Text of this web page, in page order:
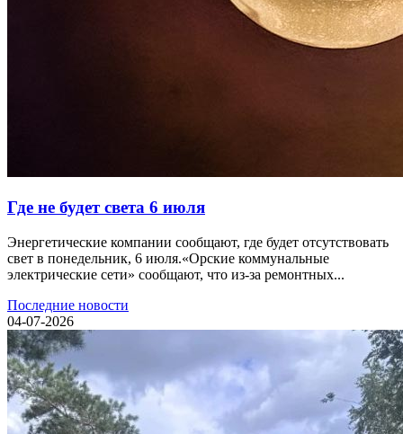
Где не будет света 6 июля
Энергетические компании сообщают, где будет отсутствовать
свет в понедельник, 6 июля.«Орские коммунальные
электрические сети» сообщают, что из-за ремонтных...
Последние новости
04-07-2026